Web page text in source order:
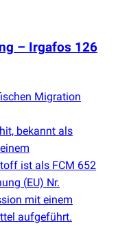
– Irgafos 126
Migration
bekannt als
ist als FCM 652
(EU) Nr.
mit einem
aufgeführt.